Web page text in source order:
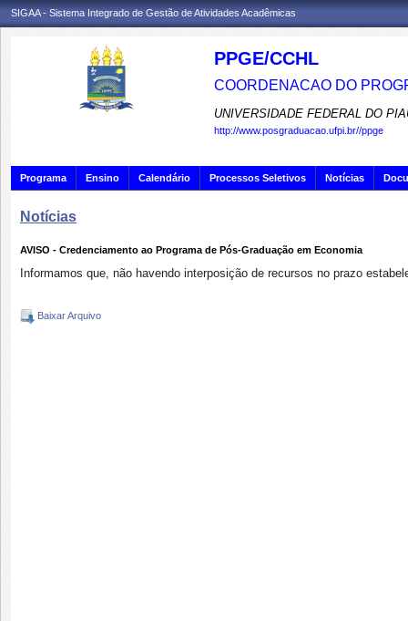
SIGAA - Sistema Integrado de Gestão de Atividades Acadêmicas
PPGE/CCHL
COORDENACAO DO
UNIVERSIDADE FEDERAL DO
http://www.posgraduacao.ufpi.br//ppge
Programa Ensino Calendário Processos Seletivos Notícias
Notícias
AVISO - Credenciamento ao Programa de Pós-Graduação em Economia
Informamos que, não havendo interposição de recursos no prazo
Baixar Arquivo